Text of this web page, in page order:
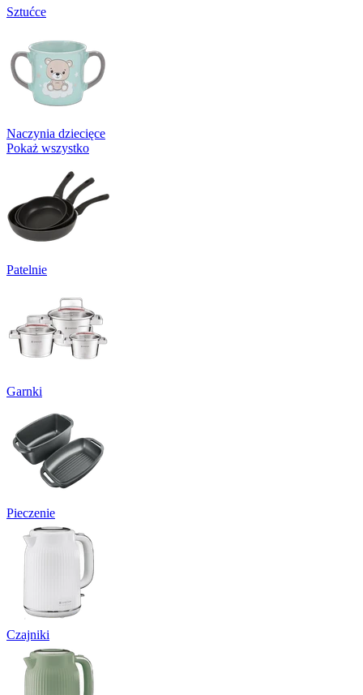
Sztućce
Naczynia dziecięce
Pokaż wszystko
Patelnie
Garnki
Pieczenie
Czajniki